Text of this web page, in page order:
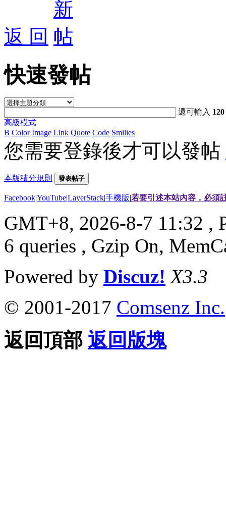
返 回
快速發帖
還可輸入 120
高級模式
B Color Image Link Quote Code Smilies
您需要登錄後才可以發帖
本版積分規則 發表帖子
Facebook|YouTube|LayerStack|手機版|若要引述本站內容，必須
GMT+8, 2026-8-7 11:32 ,
6 queries , Gzip On,
Powered by Discuz! X3.3
© 2001-2017 Comsenz Inc.
返回頂部 返回版塊